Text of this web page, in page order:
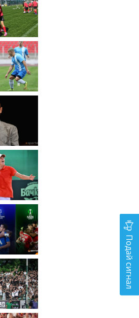
Подай сигнал